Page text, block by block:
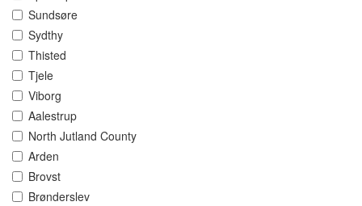
Sundsøre
Sydthy
Thisted
Tjele
Viborg
Aalestrup
North Jutland County
Arden
Brovst
Brønderslev